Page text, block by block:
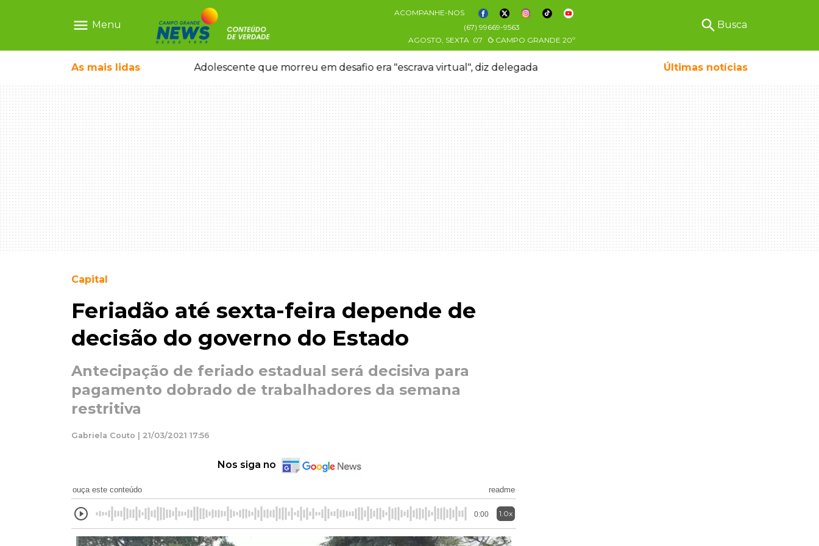
menu Menu
ACOMPANHE-NOS
(67) 99669-9563
AGOSTO, SEXTA 07 CAMPO GRANDE 20º
search Busca
As mais lidas
ganhar dia oficial em MS Adolescente que morreu em desafio era "escrava virtual", diz delegada Últimas notícias
Capital
Feriadão até sexta-feira depende de
decisão do governo do Estado
Antecipação de feriado estadual será decisiva para
pagamento dobrado de trabalhadores da semana
restritiva
Gabriela Couto | 21/03/2021 17:56
Nos siga no
ouça este conteúdo readme
0:00 1.0x